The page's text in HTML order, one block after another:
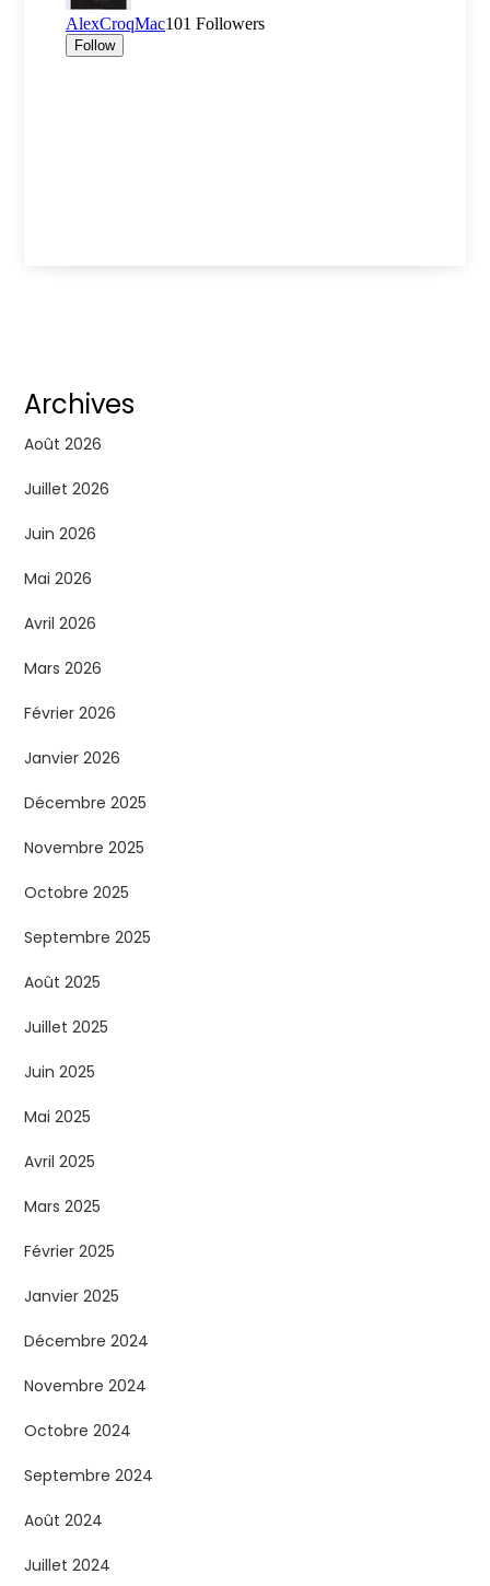
Archives
Août 2026
Juillet 2026
Juin 2026
Mai 2026
Avril 2026
Mars 2026
Février 2026
Janvier 2026
Décembre 2025
Novembre 2025
Octobre 2025
Septembre 2025
Août 2025
Juillet 2025
Juin 2025
Mai 2025
Avril 2025
Mars 2025
Février 2025
Janvier 2025
Décembre 2024
Novembre 2024
Octobre 2024
Septembre 2024
Août 2024
Juillet 2024